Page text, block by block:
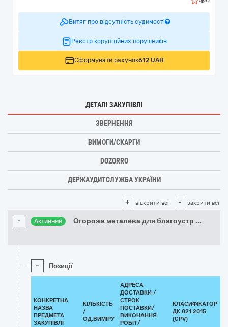
Витяг про відсутність судимості
Реєстр корупційних порушників
Сформувати рахунок612 UAH
ДЕТАЛІ ЗАКУПІВЛІ
ЗВЕРНЕННЯ
ВИМОГИ/СКАРГИ
DOZORRO
ДЕРЖАУДИТСЛУЖБА УКРАЇНИ
+ відкрити всі - закрити всі
- Активний Огорожа металева для благоустр ...
- Позиції
КОНКРЕТНА
НАЗВА
ПРЕДМЕТА
ЗАКУПІВЛІ
КІЛЬКІСТЬ
/
ОД.ВИМІРУ
АДРЕСА
ДОСТАВКИ /
СТРОК
ПОСТАВКИ/
ВИКОНАННЯ
РОБІТ/
КЛАСИФІКАТОР
ДК 021:2015
(CPV)